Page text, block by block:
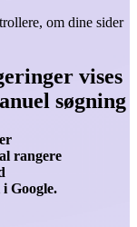
om dine sider
vises
søgning
rangere
Google.